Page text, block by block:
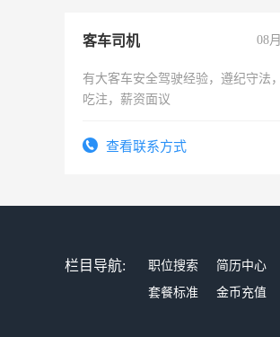
客车司机 08
有大客车安全驾驶经验，遵纪守法
吃注，薪资面议
查看联系方式
栏目导航: 职位搜索 简历中心
套餐标准
金币充值